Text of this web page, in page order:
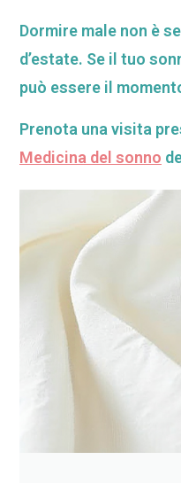
Dormire male non è
d’estate. Se il tuo
può essere il
Prenota una visita
Medicina del sonno